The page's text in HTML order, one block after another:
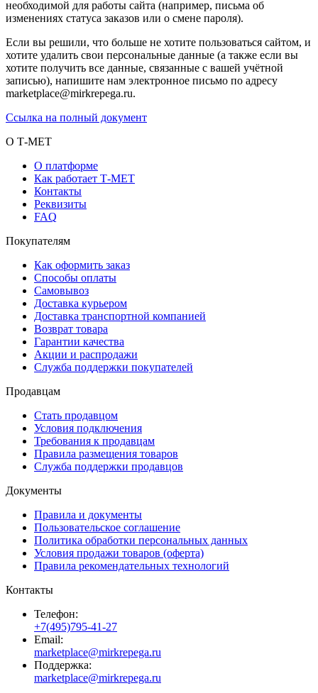
необходимой для работы сайта (например, письма об
изменениях статуса заказов или о смене пароля).
Если вы решили, что больше не хотите пользоваться сайтом, и
хотите удалить свои персональные данные (а также если вы
хотите получить все данные, связанные с вашей учётной
записью), напишите нам электронное письмо по адресу
marketplace@mirkrepega.ru.
Ссылка на полный документ
О Т-МЕТ
О платформе
Как работает Т-МЕТ
Контакты
Реквизиты
FAQ
Покупателям
Как оформить заказ
Способы оплаты
Самовывоз
Доставка курьером
Доставка транспортной компанией
Возврат товара
Гарантии качества
Акции и распродажи
Служба поддержки покупателей
Продавцам
Стать продавцом
Условия подключения
Требования к продавцам
Правила размещения товаров
Служба поддержки продавцов
Документы
Правила и документы
Пользовательское соглашение
Политика обработки персональных данных
Условия продажи товаров (оферта)
Правила рекомендательных технологий
Контакты
Телефон:
+7(495)795-41-27
Email:
marketplace@mirkrepega.ru
Поддержка:
marketplace@mirkrepega.ru